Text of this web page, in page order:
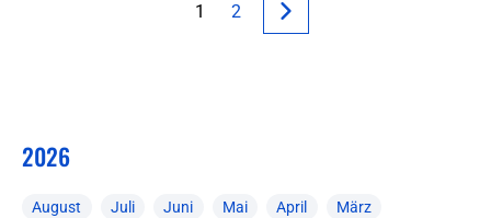
1 2
2026
August Juli Juni Mai April März